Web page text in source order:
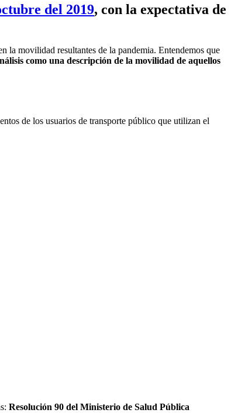
del 2019, con la expectativa de
la movilidad resultantes de la pandemia. Entendemos que
como una descripción de la movilidad de aquellos
de los usuarios de transporte público que utilizan el
Resolución 90 del Ministerio de Salud Pública